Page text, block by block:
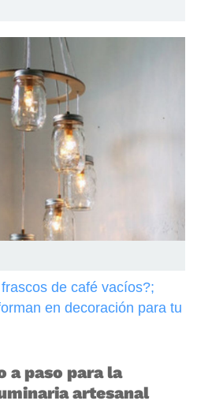
de café vacíos?;
en decoración para tu
a paso para la
artesanal